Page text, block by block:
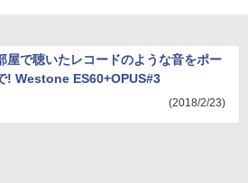
屋で聴いたレコードのような音をポー
! Westone ES60+OPUS#3
(2018/2/23)